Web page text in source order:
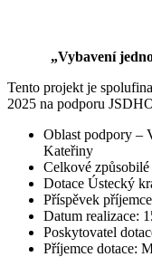
„Vybavení
Tento projekt je
2025 na podporu
Oblast podpory –
Kateřiny
Celkové
Dotace Ústecký
Příspěvek
Datum realizace:
Poskytovatel
Příjemce dotace: